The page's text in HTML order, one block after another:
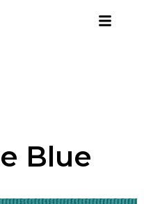
Blue